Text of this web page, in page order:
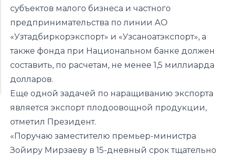
субъектов малого бизнеса и частного
предпринимательства по линии АО
«Узтадбиркорэкспорт» и «Узсаноатэкспорт», а
также фонда при Национальном банке должен
составить, по расчетам, не менее 1,5 миллиарда
долларов.
Еще одной задачей по наращиванию экспорта
является экспорт плодоовощной продукции,
отметил Президент.
«Поручаю заместителю премьер-министра
Зойиру Мирзаеву в 15-дневный срок тщательно